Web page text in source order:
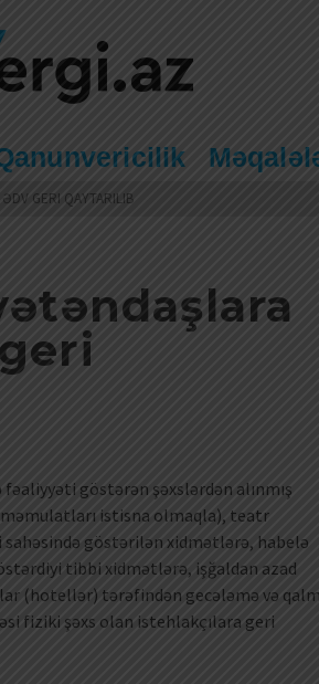
GERI QAYTARILIB
göstərən şəxslərdən alınmış
istisna olmaqla), teatr
göstərilən xidmətlərə, habelə
tibbi xidmətlərə, işğaldan azad
(hotellər) tərəfindən gecələmə və
fiziki şəxs olan istehlakçılara geri